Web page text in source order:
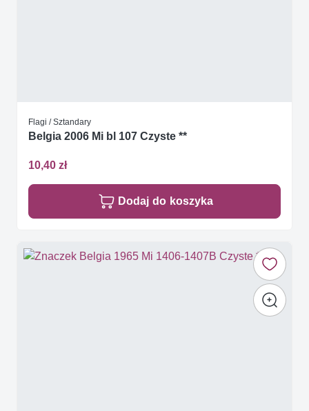
Flagi / Sztandary
Belgia 2006 Mi bl 107 Czyste **
10,40 zł
Dodaj do koszyka